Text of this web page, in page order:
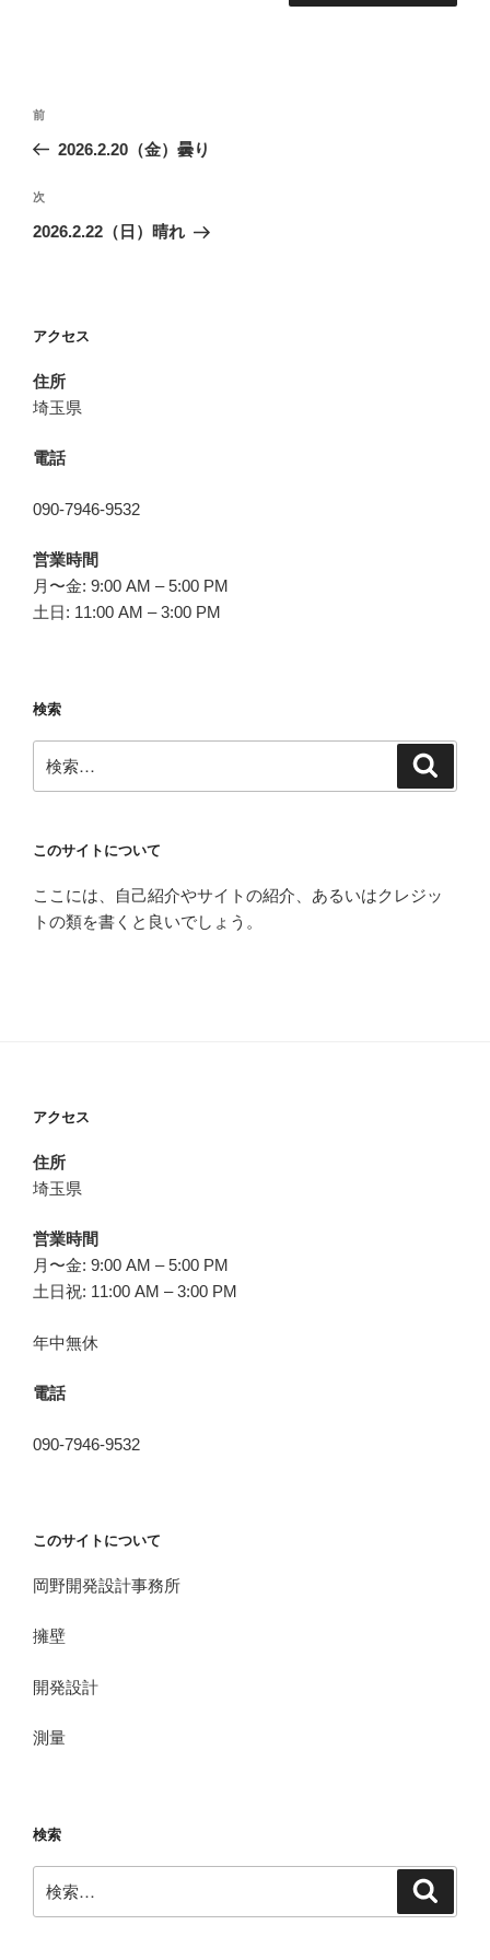
投
ビ
ゲ
ン
前
の
稿
前
2026.2.20（金）曇り
次
の
次
2026.2.22（日）晴れ
アクセス
住所
埼玉県
電話
090-7946-9532
営業時間
月〜金: 9:00 AM – 5:00 PM
土日: 11:00 AM – 3:00 PM
検索
索:
このサイトについて
ここには、自己紹介やサイトの紹介、あるいはクレジッ
トの類を書くと良いでしょう。
アクセス
住所
埼玉県
営業時間
月〜金: 9:00 AM – 5:00 PM
土日祝: 11:00 AM – 3:00 PM
年中無休
電話
090-7946-9532
このサイトについて
岡野開発設計事務所
擁壁
開発設計
測量
検索
索: